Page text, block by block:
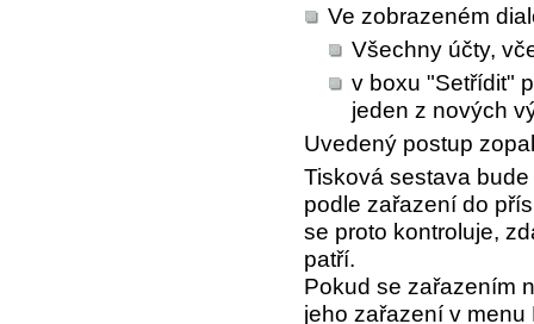
Ve zobrazeném
Všechny účty,
v boxu "Setřídit"
jeden z nových
Uvedený postup
Tisková sestava
podle zařazení do
se proto kontroluje,
patří.
Pokud se zařazením
jeho zařazení v menu